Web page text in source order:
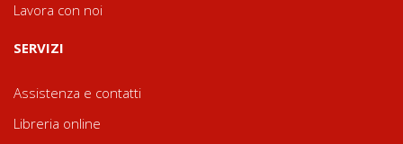
Lavora con noi
SERVIZI
Assistenza e contatti
Libreria online